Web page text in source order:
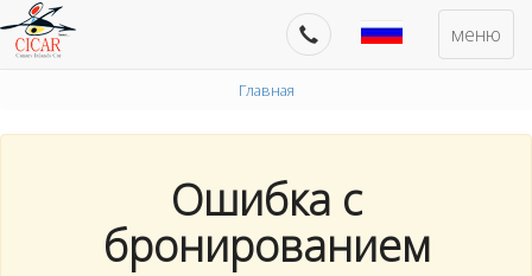
меню
Главная
Ошибка с
бронированием